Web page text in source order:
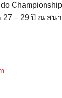
27 – 29 ปี ณ สน